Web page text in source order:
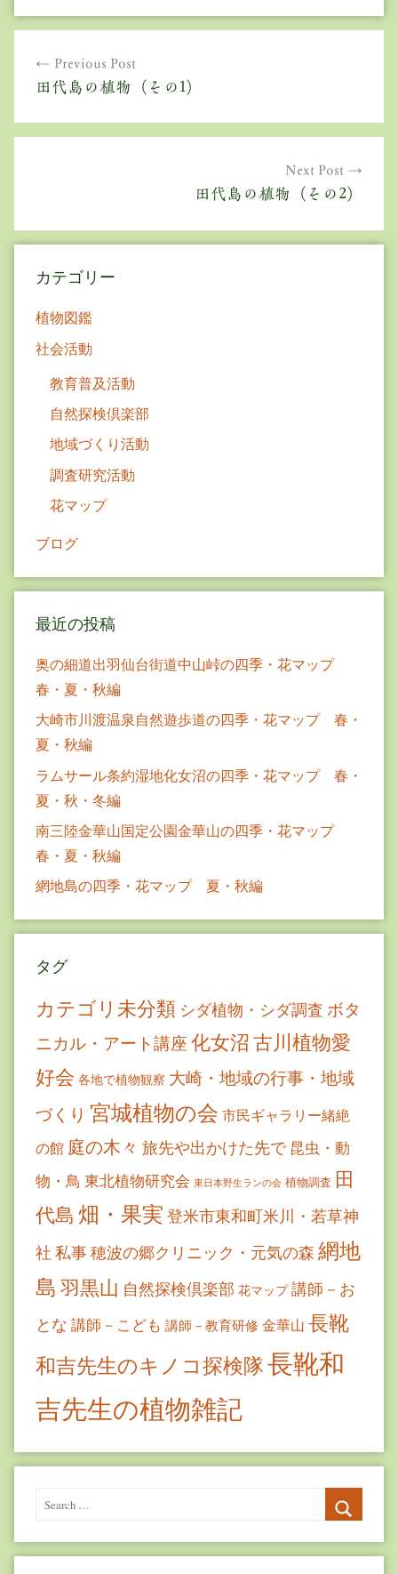
ビ
シ
Previous Post
田代島の植物（その1）
Next Post
田代島の植物（その2）
カテゴリー
植物図鑑
社会活動
教育普及活動
自然探検倶楽部
地域づくり活動
調査研究活動
花マップ
ブログ
最近の投稿
奥の細道出羽仙台街道中山峠の四季・花マップ
春・夏・秋編
大崎市川渡温泉自然遊歩道の四季・花マップ 春・
夏・秋編
ラムサール条約湿地化女沼の四季・花マップ 春・
夏・秋・冬編
南三陸金華山国定公園金華山の四季・花マップ
春・夏・秋編
網地島の四季・花マップ 夏・秋編
タグ
カテゴリ未分類 シダ植物・シダ調査 ボタ
ニカル・アート講座 化女沼古川植物愛
好会 各地で植物観察 大崎・地域の行事・地域
づくり 宮城植物の会 市民ギャラリー緒絶
の館 庭の木々 旅先や出かけた先で 昆虫・動
物・鳥 東北植物研究会 東日本野生ランの会 植物調査 田
代島 畑・果実 登米市東和町米川・若草神
社 私事穂波の郷クリニック・元気の森 網地
島 羽黒山 自然探検倶楽部 花マップ 講師－お
とな 講師－こども 講師－教育研修 金華山 長靴
和吉先生のキノコ探検隊長靴和
吉先生の植物雑記
Search